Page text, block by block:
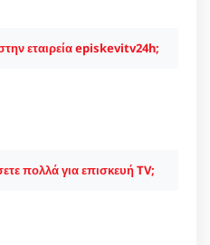
εταιρεία episkevitv24h;
πολλά για επισκευή TV;